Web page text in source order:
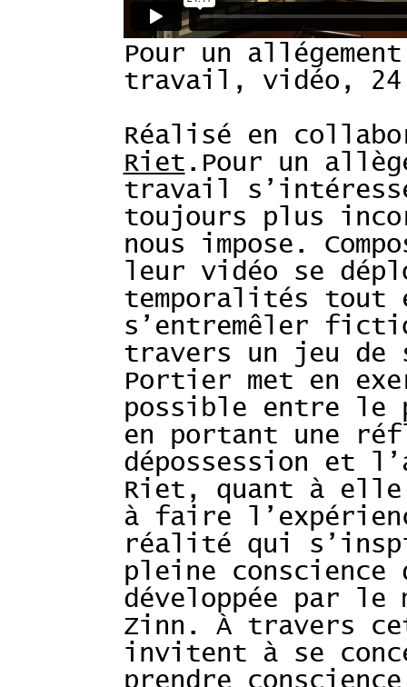
Pour un
travail, vidéo,
Réalisé en
Riet .Pour un
travail
toujours plus
nous impose.
leur vidéo se
temporalités tout
s’entremêler
travers un jeu de
Portier met en
possible entre
en portant une
dépossession et
Riet, quant à
à faire
réalité qui
pleine
développée par le
Zinn. À travers
invitent à se
prendre